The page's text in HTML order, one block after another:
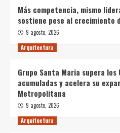
Más competencia, mismo
sostiene pese al crecimiento
9 agosto, 2026
Arquitectura
Grupo Santa Maria supera los
acumuladas y acelera su
Metropolitana
9 agosto, 2026
Arquitectura